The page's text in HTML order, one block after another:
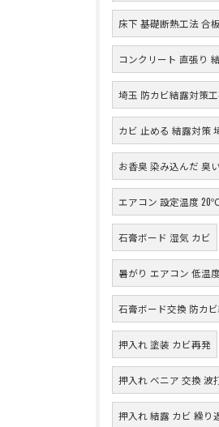
床下 基礎断熱工法 合
コンクリート 直張り
埼玉 防カビ結露対策
カビ 止める 結露対策
お香臭 染み込んだ 臭
エアコン 設定温度
石膏ボード 湿気 カビ
暑がり エアコン 低温
石膏ボード交換 防カ
押入れ 塗装 カビ再発
押入れ ベニア 交換 波
押入れ 結露 カビ 繰り